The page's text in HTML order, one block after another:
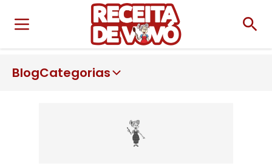
BlogCategorias